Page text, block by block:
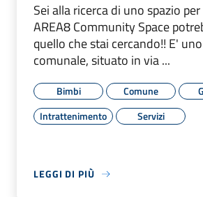
Sei alla ricerca di uno spazio
AREA8 Community Space
quello che stai cercando!! E'
comunale, situato in via ...
Bimbi Comune
Intrattenimento
Servizi
LEGGI DI PIÙ